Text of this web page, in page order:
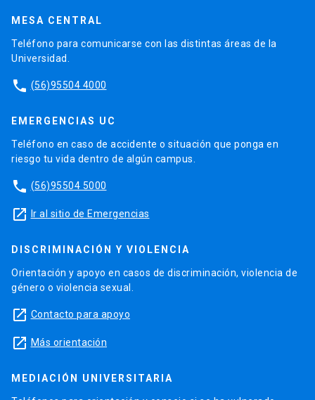
MESA CENTRAL
Teléfono para comunicarse con las distintas áreas de la
Universidad.
phone (56)95504 4000
EMERGENCIAS UC
Teléfono en caso de accidente o situación que ponga en
riesgo tu vida dentro de algún campus.
phone (56)95504 5000
launch Ir al sitio de Emergencias
DISCRIMINACIÓN Y VIOLENCIA
Orientación y apoyo en casos de discriminación, violencia de
género o violencia sexual.
launch Contacto para apoyo
launch Más orientación
MEDIACIÓN UNIVERSITARIA